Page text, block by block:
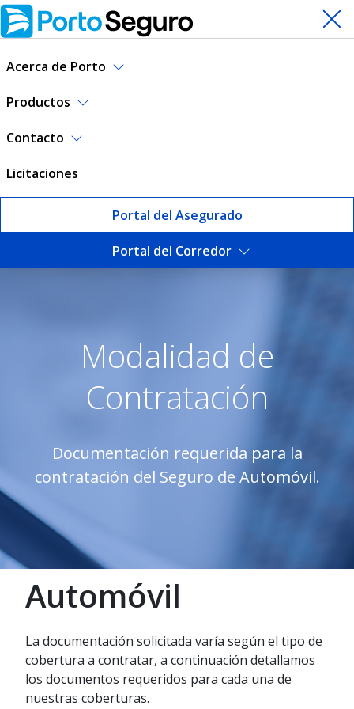
Acerca de Porto
Productos
Contacto
Licitaciones
Portal del Asegurado
Portal del Corredor
Contratar seguro de Auto |
Modalidad de
Contratación
Documentación requerida para la
contratación del Seguro de Automóvil.
Automóvil
La documentación solicitada varía según el tipo de
cobertura a contratar, a continuación detallamos
los documentos requeridos para cada una de
nuestras coberturas.